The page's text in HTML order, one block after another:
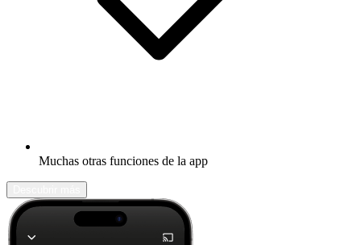
Muchas otras funciones de la app